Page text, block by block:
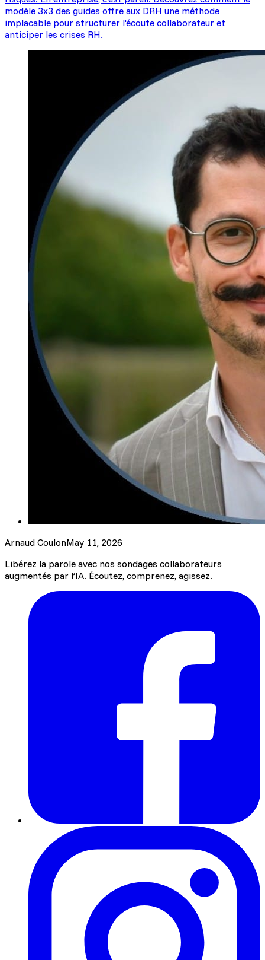
modèle 3x3 des guides offre aux DRH une méthode
implacable pour structurer l'écoute collaborateur et
anticiper les crises RH.
Arnaud CoulonMay 11, 2026
Libérez la parole avec nos sondages collaborateurs
augmentés par l’IA. Écoutez, comprenez, agissez.